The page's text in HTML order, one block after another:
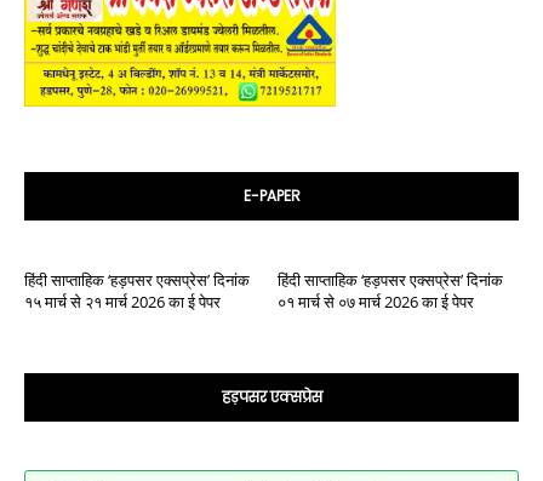
E-PAPER
हिंदी साप्ताहिक ‘हड़पसर एक्सप्रेस’ दिनांक
१५ मार्च से २१ मार्च 2026 का ई पेपर
हिंदी साप्ताहिक ‘हड़पसर एक्सप्रेस’ दिनांक
०१ मार्च से ०७ मार्च 2026 का ई पेपर
हड़पसर एक्सप्रेस